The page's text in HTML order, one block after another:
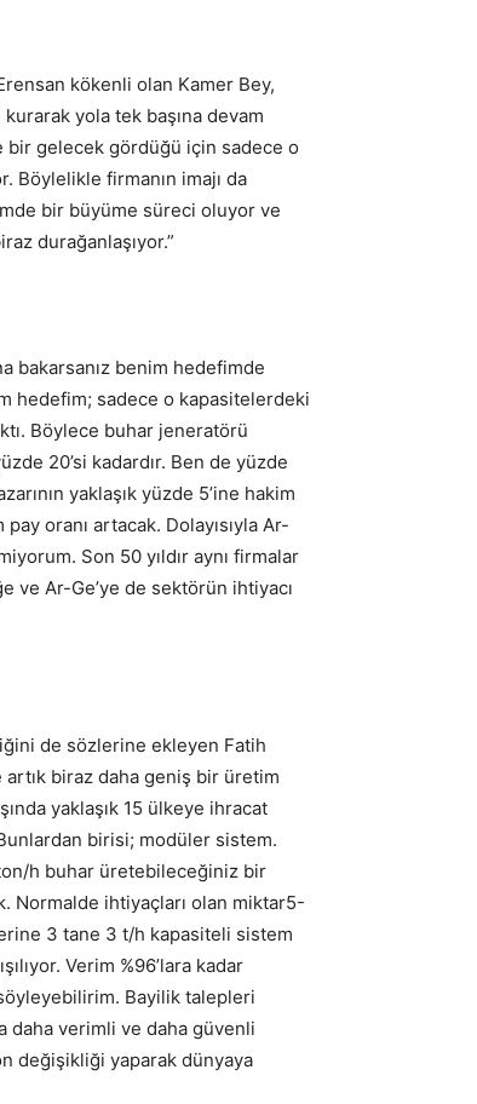
kökenli olan Kamer Bey,
kurarak yola tek başına devam
bir gelecek gördüğü için sadece o
Böylelikle firmanın imajı da
bir büyüme süreci oluyor ve
durağanlaşıyor.”
bakarsanız benim hedefimde
hedefim; sadece o kapasitelerdeki
Böylece buhar jeneratörü
20’si kadardır. Ben de yüzde
yaklaşık yüzde 5’ine hakim
oranı artacak. Dolayısıyla Ar-
Son 50 yıldır aynı firmalar
ve Ar-Ge’ye de sektörün ihtiyacı
de sözlerine ekleyen Fatih
artık biraz daha geniş bir üretim
yaklaşık 15 ülkeye ihracat
birisi; modüler sistem.
h buhar üretebileceğiniz bir
Normalde ihtiyaçları olan miktar5-
3 tane 3 t/h kapasiteli sistem
Verim %96’lara kadar
söyleyebilirim. Bayilik talepleri
daha verimli ve daha güvenli
değişikliği yaparak dünyaya